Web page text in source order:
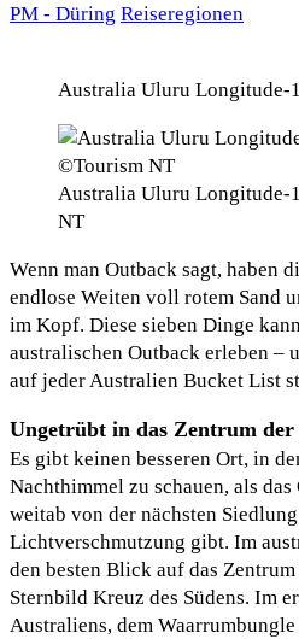
PM - Düring Reiseregionen
Australia Uluru Longitude-
Australia Uluru Longitude-
NT
Wenn man Outback sagt, haben
endlose Weiten voll rotem Sand
im Kopf. Diese sieben Dinge
australischen Outback erleben –
auf jeder Australien Bucket List
Ungetrübt in das Zentrum
Es gibt keinen besseren Ort, in
Nachthimmel zu schauen, als
weitab von der nächsten
Lichtverschmutzung gibt. Im
den besten Blick auf das
Sternbild Kreuz des Südens. Im
Australiens, dem